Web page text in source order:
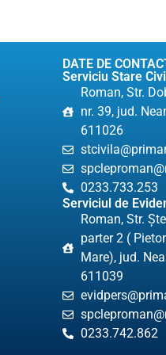
DATE DE
Serviciu Stare
Roman, Str.
nr. 39, jud.
611026
0233.733.253
Serviciul de
Roman, Str.
parter 2 (
Mare), jud.
611039
0233.742.862